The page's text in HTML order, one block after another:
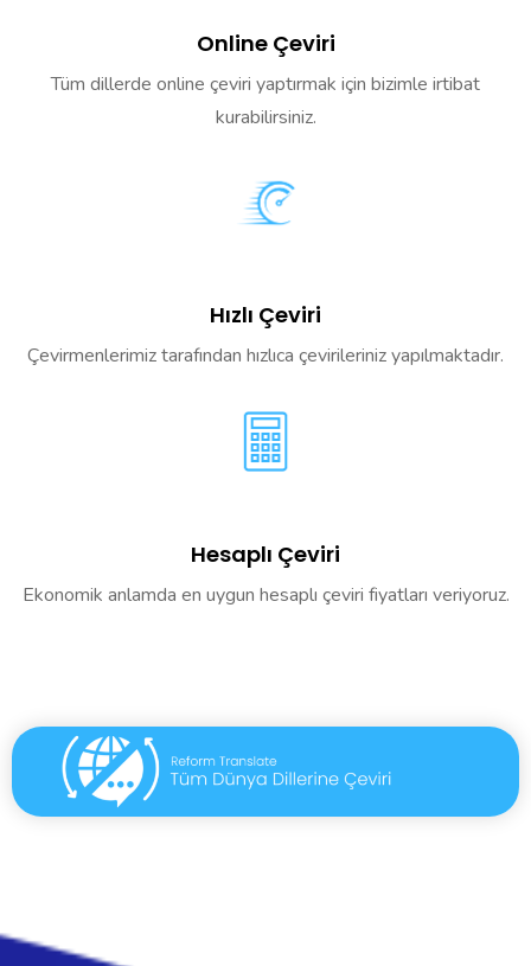
Online Çeviri
Tüm dillerde online çeviri yaptırmak için bizimle irtibat
kurabilirsiniz.
Hızlı Çeviri
Çevirmenlerimiz tarafından hızlıca çevirileriniz yapılmaktadır.
Hesaplı Çeviri
Ekonomik anlamda en uygun hesaplı çeviri fiyatları veriyoruz.